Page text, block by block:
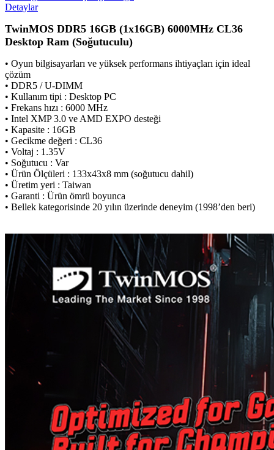
Detaylar
TwinMOS DDR5 16GB (1x16GB) 6000MHz CL36
Desktop Ram (Soğutuculu)
• Oyun bilgisayarları ve yüksek performans ihtiyaçları için ideal
çözüm
• DDR5 / U-DIMM
• Kullanım tipi : Desktop PC
• Frekans hızı : 6000 MHz
• Intel XMP 3.0 ve AMD EXPO desteği
• Kapasite : 16GB
• Gecikme değeri : CL36
• Voltaj : 1.35V
• Soğutucu : Var
• Ürün Ölçüleri : 133x43x8 mm (soğutucu dahil)
• Üretim yeri : Taiwan
• Garanti : Ürün ömrü boyunca
• Bellek kategorisinde 20 yılın üzerinde deneyim (1998’den beri)